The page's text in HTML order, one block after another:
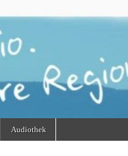
Audiothek